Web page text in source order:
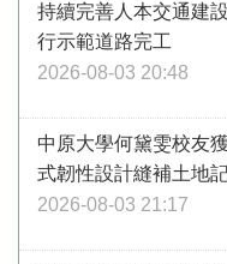
持續完善人本交通建
行示範道路完工
2026-08-03 20:48
中原大學何黛雯校友
式韌性設計縫補土地
2026-08-03 21:17